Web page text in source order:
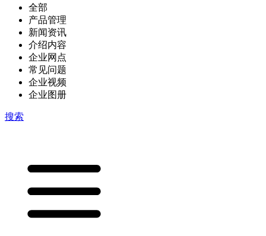
全部
产品管理
新闻资讯
介绍内容
企业网点
常见问题
企业视频
企业图册
搜索